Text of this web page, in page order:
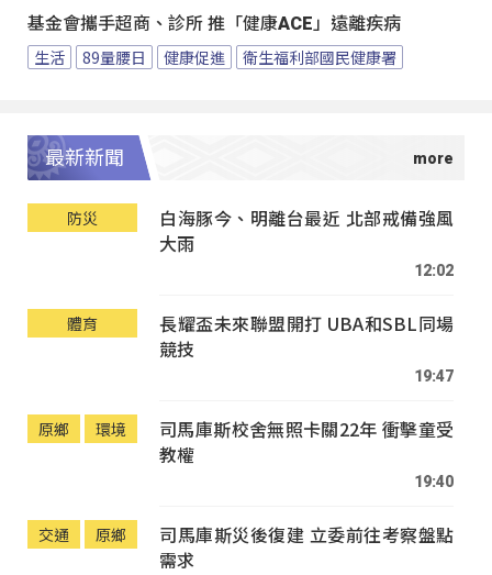
基金會攜手超商、診所 推「健康ACE」遠離疾病
生活 89量腰日 健康促進 衛生福利部國民健康署
最新新聞
防災
白海豚今、明離台最近 北部戒備強風
大雨
12:02
體育
長耀盃未來聯盟開打 UBA和SBL同場
競技
19:47
原鄉 環境
司馬庫斯校舍無照卡關22年 衝擊童受
教權
19:40
交通 原鄉
司馬庫斯災後復建 立委前往考察盤點
需求